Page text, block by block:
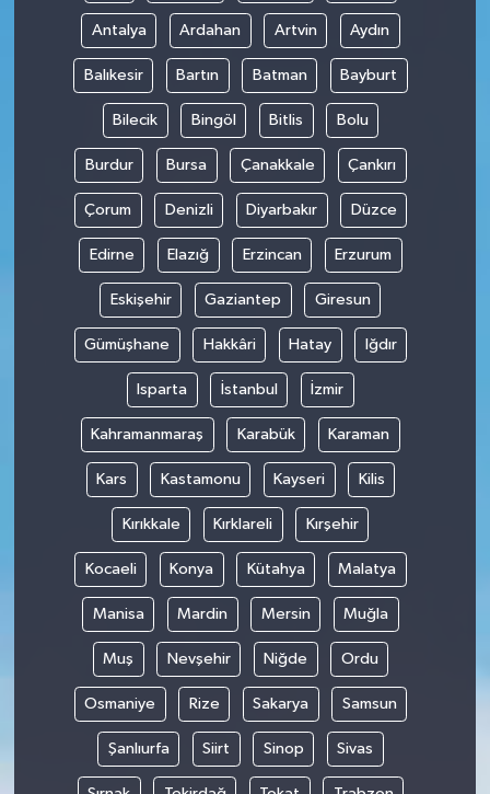
Antalya Ardahan Artvin Aydın
Balıkesir Bartın Batman Bayburt
Bilecik Bingöl Bitlis Bolu
Burdur Bursa Çanakkale Çankırı
Çorum Denizli Diyarbakır Düzce
Edirne Elazığ Erzincan Erzurum
Eskişehir Gaziantep Giresun
Gümüşhane Hakkâri Hatay Iğdır
Isparta İstanbul İzmir
Kahramanmaraş Karabük Karaman
Kars Kastamonu Kayseri Kilis
Kırıkkale Kırklareli Kırşehir
Kocaeli Konya Kütahya Malatya
Manisa Mardin Mersin Muğla
Muş Nevşehir Niğde Ordu
Osmaniye Rize Sakarya Samsun
Şanlıurfa Siirt Sinop Sivas